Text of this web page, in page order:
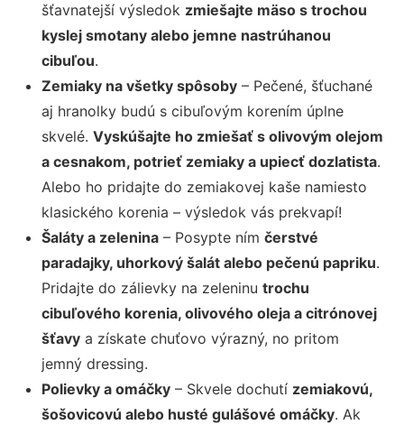
šťavnatejší výsledok zmiešajte mäso s trochou
kyslej smotany alebo jemne nastrúhanou
cibuľou.
Zemiaky na všetky spôsoby – Pečené, šťuchané
aj hranolky budú s cibuľovým korením úplne
skvelé.Vyskúšajte ho zmiešať s olivovým olejom
a cesnakom, potrieť zemiaky a upiecť dozlatista.
Alebo ho pridajte do zemiakovej kaše namiesto
klasického korenia – výsledok vás prekvapí!
Šaláty a zelenina – Posypte nímčerstvé
paradajky, uhorkový šalát alebo pečenú papriku.
Pridajte do zálievky na zeleninutrochu
cibuľového korenia, olivového oleja a citrónovej
šťavy a získate chuťovo výrazný, no pritom
jemný dressing.
Polievky a omáčky – Skvele dochutí zemiakovú,
šošovicovú alebo husté gulášové omáčky. Ak